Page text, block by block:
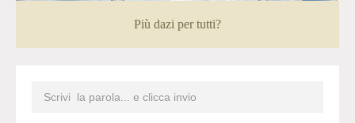
Più dazi per tutti?